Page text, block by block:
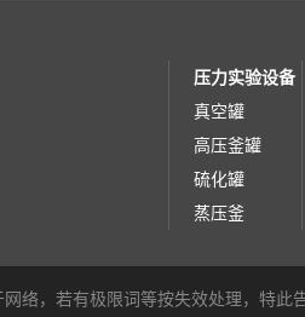
压力实验设备
真空罐
高压釜罐
硫化罐
蒸压釜
络，若有极限词等按失效处理，特此告